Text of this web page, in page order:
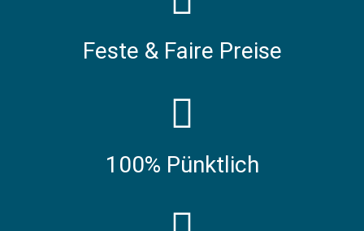
Feste & Faire Preise
100% Pünktlich